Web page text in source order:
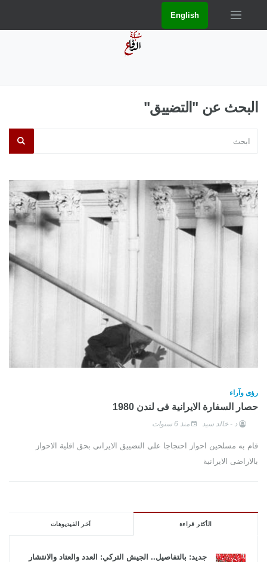
English
البحث عن "التضييق"
رؤى وآراء
حصار السفارة الايرانية فى لندن 1980
د - خالد سيد منذ 6 سنوات
قام به مسلحين احواز احتجاجا على التضييق الايرانى بحق اقلية الاحواز
بالاراضى الايرانية
الأكثر قراءة آخر الفيديوهات
جديد: بالتفاصيل.. الجيش التركي: العدد والعتاد والانتشار